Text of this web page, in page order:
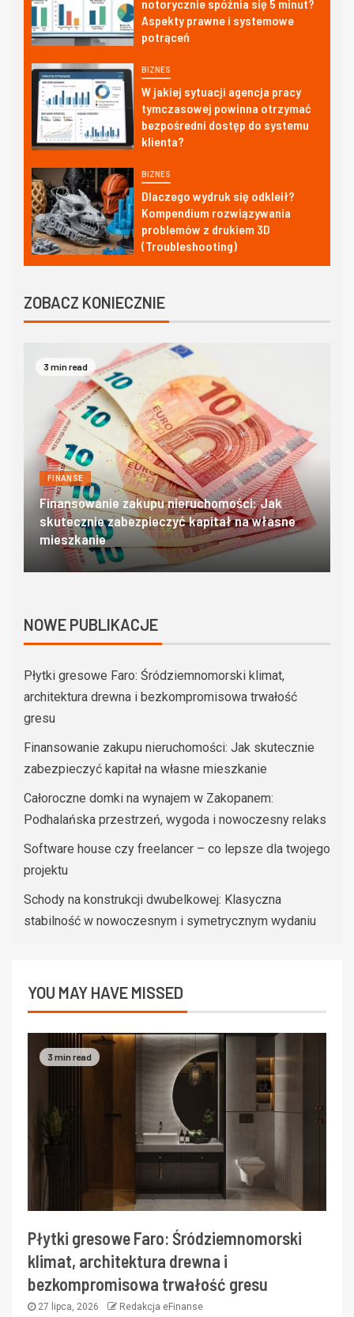
notorycznie spóźnia się 5 minut?
Aspekty prawne i systemowe
potrąceń
BIZNES
W jakiej sytuacji agencja pracy
tymczasowej powinna otrzymać
bezpośredni dostęp do systemu
klienta?
BIZNES
Dlaczego wydruk się odkleił?
Kompendium rozwiązywania
problemów z drukiem 3D
(Troubleshooting)
ZOBACZ KONIECZNIE
4 min read
FINANSE
Domki w zakopanem – poznaj góralski klimat w
najlepszym wydaniu
NOWE PUBLIKACJE
Płytki gresowe Faro: Śródziemnomorski klimat,
architektura drewna i bezkompromisowa trwałość
gresu
Finansowanie zakupu nieruchomości: Jak skutecznie
zabezpieczyć kapitał na własne mieszkanie
Całoroczne domki na wynajem w Zakopanem:
Podhalańska przestrzeń, wygoda i nowoczesny relaks
Software house czy freelancer – co lepsze dla twojego
projektu
Schody na konstrukcji dwubelkowej: Klasyczna
stabilność w nowoczesnym i symetrycznym wydaniu
YOU MAY HAVE MISSED
3 min read
Płytki gresowe Faro: Śródziemnomorski
klimat, architektura drewna i
bezkompromisowa trwałość gresu
27 lipca, 2026 Redakcja eFinanse